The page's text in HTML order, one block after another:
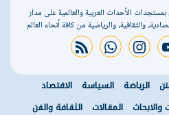
بمستجدات الأحداث العربية والعالمية على مدار
والثقافية، والرياضية من كافة أنحاء العالم
instagram
whatsapp
rss feed
الرياضة السياسة
الاقتصاد
والابحاث المقالات الثقافة والفن